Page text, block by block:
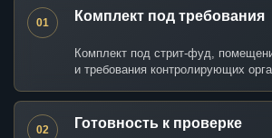
01 Комплект под требования
Комплект под стрит-фуд,
и требования контролирующих
02 Готовность к проверке